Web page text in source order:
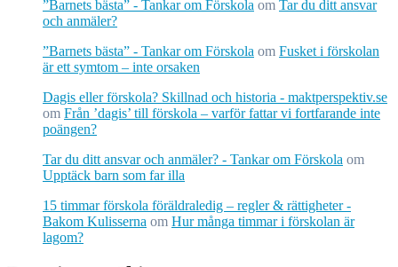
”Barnets bästa” - Tankar om Förskola om Tar du ditt ansvar
och anmäler?
”Barnets bästa” - Tankar om Förskola om Fusket i förskolan
är ett symtom – inte orsaken
Dagis eller förskola? Skillnad och historia - maktperspektiv.se
om Från ’dagis’ till förskola – varför fattar vi fortfarande inte
poängen?
Tar du ditt ansvar och anmäler? - Tankar om Förskola om
Upptäck barn som far illa
15 timmar förskola föräldraledig – regler & rättigheter -
Bakom Kulisserna om Hur många timmar i förskolan är
lagom?